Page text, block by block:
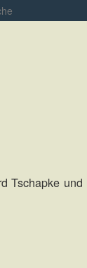
Tschapke und